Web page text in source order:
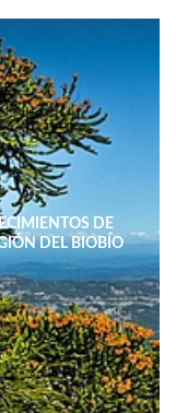
DE
DEL BIOBÍO